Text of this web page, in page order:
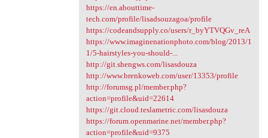
https://en.abouttime-
tech.com/profile/lisadsouzagoa/profile
https://codeandsupply.co/users/r_byYTVQGv_reA
https://www.imaginenationphoto.com/blog/2013/1
1/5-hairstyles-you-should-...
http://git.shengws.com/lisasdouza
http://www.brenkoweb.com/user/13353/profile
http://forumsg.pl/member.php?
action=profile&uid=22614
https://git.cloud.teslametric.com/lisasdouza
https://forum.openmarine.net/member.php?
action=profile&uid=9375